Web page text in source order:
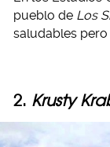
pueblo de Los
saludables
2. Krusty